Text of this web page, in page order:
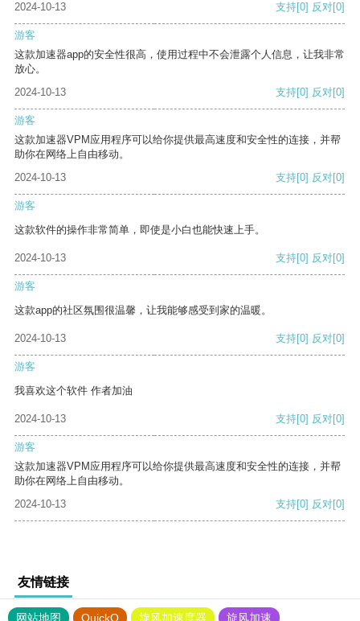
2024-10-13
支持[0] 反对[0]
游客
这款加速器app的安全性很高，使用过程中不会泄露个人信息，让我非常
放心。
2024-10-13
支持[0] 反对[0]
游客
这款加速器VPM应用程序可以给你提供最高速度和安全性的连接，并帮
助你在网络上自由移动。
2024-10-13
支持[0] 反对[0]
游客
这款软件的操作非常简单，即使是小白也能快速上手。
2024-10-13 支持[0] 反对[0]
游客
这款app的社区氛围很温馨，让我能够感受到家的温暖。
2024-10-13 支持[0] 反对[0]
游客
我喜欢这个软件 作者加油
2024-10-13 支持[0] 反对[0]
游客
这款加速器VPM应用程序可以给你提供最高速度和安全性的连接，并帮
助你在网络上自由移动。
2024-10-13
支持[0] 反对[0]
友情链接
网站地图 QuickQ 旋风加速度器 旋风加速